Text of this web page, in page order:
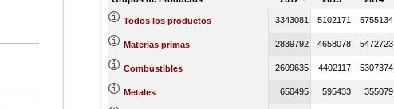
Todos los productos 3343081 5102171 5755134
Materias primas 2839792 4658078 5472723
Combustibles 2609635 4402117 5307374
Metales 650495 595433 355079